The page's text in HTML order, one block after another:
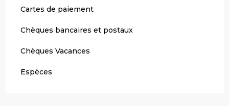
Cartes de paiement
Chèques bancaires et postaux
Chèques Vacances
Espèces